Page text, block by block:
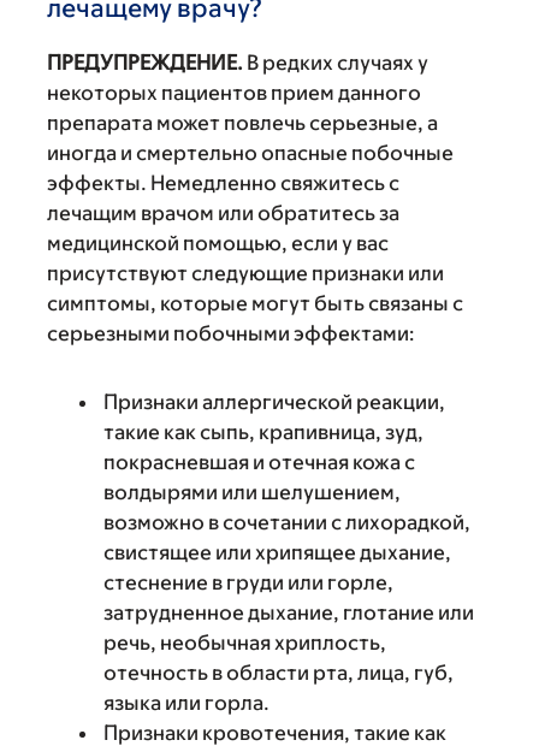
лечащему врачу?
ПРЕДУПРЕЖДЕНИЕ. В редких случаях у
некоторых пациентов прием данного
препарата может повлечь серьезные, а
иногда и смертельно опасные побочные
эффекты. Немедленно свяжитесь с
лечащим врачом или обратитесь за
медицинской помощью, если у вас
присутствуют следующие признаки или
симптомы, которые могут быть связаны с
серьезными побочными эффектами:
Признаки аллергической реакции,
такие как сыпь, крапивница, зуд,
покрасневшая и отечная кожа с
волдырями или шелушением,
возможно в сочетании с лихорадкой,
свистящее или хрипящее дыхание,
стеснение в груди или горле,
затрудненное дыхание, глотание или
речь, необычная хриплость,
отечность в области рта, лица, губ,
языка или горла.
Признаки кровотечения, такие как